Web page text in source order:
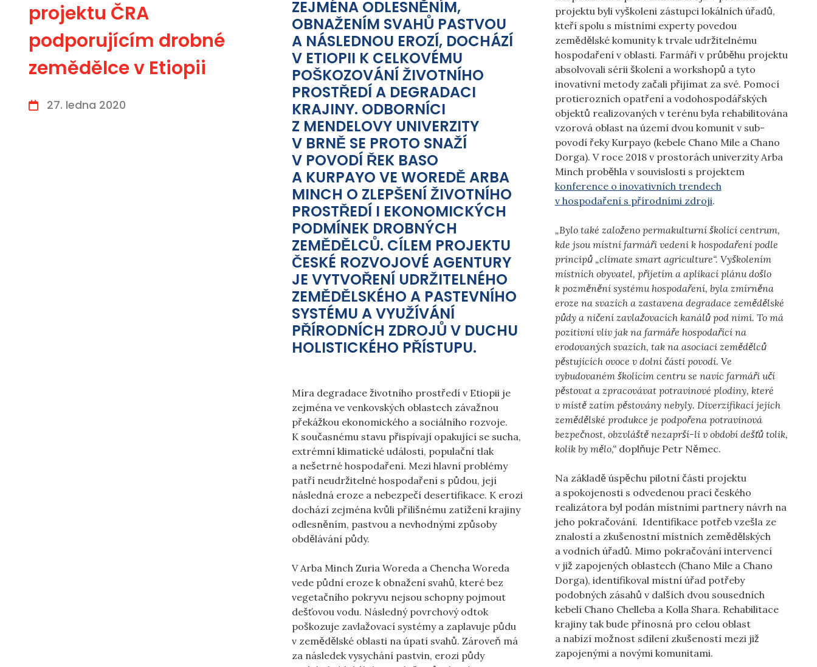
projektu ČRA
podporujícím drobné
zemědělce v Etiopii
27. ledna 2020
ZEJMÉNA ODLESNĚNÍM,
OBNAŽENÍM SVAHŮ PASTVOU
A NÁSLEDNOU EROZÍ, DOCHÁZÍ
V ETIOPII K CELKOVÉMU
POŠKOZOVÁNÍ ŽIVOTNÍHO
PROSTŘEDÍ A DEGRADACI
KRAJINY. ODBORNÍCI
Z MENDELOVY UNIVERZITY
V BRNĚ SE PROTO SNAŽÍ
V POVODÍ ŘEK BASO
A KURPAYO VE WOREDĚ ARBA
MINCH O ZLEPŠENÍ ŽIVOTNÍHO
PROSTŘEDÍ I EKONOMICKÝCH
PODMÍNEK DROBNÝCH
ZEMĚDĚLCŮ. CÍLEM PROJEKTU
ČESKÉ ROZVOJOVÉ AGENTURY
JE VYTVOŘENÍ UDRŽITELNÉHO
ZEMĚDĚLSKÉHO A PASTEVNÍHO
SYSTÉMU A VYUŽÍVÁNÍ
PŘÍRODNÍCH ZDROJŮ V DUCHU
HOLISTICKÉHO PŘÍSTUPU.
Míra degradace životního prostředí v Etiopii je
zejména ve venkovských oblastech závažnou
překážkou ekonomického a sociálního rozvoje.
K současnému stavu přispívají opakující se sucha,
extrémní klimatické události, populační tlak
a nešetrné hospodaření. Mezi hlavní problémy
patří neudržitelné hospodaření s půdou, její
následná eroze a nebezpečí desertifikace. K erozi
dochází zejména kvůli přílišnému zatížení krajiny
odlesněním, pastvou a nevhodnými způsoby
obdělávání půdy.
V Arba Minch Zuria Woreda a Chencha Woreda
vede půdní eroze k obnažení svahů, které bez
vegetačního pokryvu nejsou schopny pojmout
dešťovou vodu. Následný povrchový odtok
poškozuje zavlažovací systémy a zaplavuje půdu
v zemědělské oblasti na úpatí svahů. Zároveň má
za následek vysychání pastvin, erozi půdy
projektu byli vyškoleni zástupci lokálních úřadů,
kteří spolu s místními experty povedou
zemědělské komunity k trvale udržitelnému
hospodaření v oblasti. Farmáři v průběhu projektu
absolvovali sérii školení a workshopů a tyto
inovativní metody začali přijímat za své. Pomocí
protierozních opatření a vodohospodářských
objektů realizovaných v terénu byla rehabilitována
vzorová oblast na území dvou komunit v sub-
povodí řeky Kurpayo (kebele Chano Mile a Chano
Dorga). V roce 2018 v prostorách univerzity Arba
Minch proběhla v souvislosti s projektem
konference o inovativních trendech
v hospodaření s přírodními zdroji.
„Bylo také založeno permakulturní školící centrum,
kde jsou místní farmáři vedeni k hospodaření podle
principů „climate smart agriculture“. Vyškolením
místních obyvatel, přijetím a aplikací plánu došlo
k pozměnění systému hospodaření, byla zmírněna
eroze na svazích a zastavena degradace zemědělské
půdy a ničení zavlažovacích kanálů pod nimi. To má
pozitivní vliv jak na farmáře hospodařící na
erodovaných svazích, tak na asociaci zemědělců
pěstujících ovoce v dolní části povodí. Ve
vybudovaném školícím centru se navíc farmáři učí
pěstovat a zpracovávat potravinové plodiny, které
v místě zatím pěstovány nebyly. Diverzifikací jejich
zemědělské produkce je podpořena potravinová
bezpečnost, obzvláště nezaprší-li v období dešťů tolik,
kolik by mělo,“doplňuje Petr Němec.
Na základě úspěchu pilotní části projektu
a spokojenosti s odvedenou prací českého
realizátora byl podán místními partnery návrh na
jeho pokračování. Identifikace potřeb vzešla ze
znalostí a zkušenostní místních zemědělských
a vodních úřadů. Mimo pokračování intervencí
v již zapojených oblastech (Chano Mile a Chano
Dorga), identifikoval místní úřad potřeby
podobných zásahů v dalších dvou sousedních
kebelí Chano Chelleba a Kolla Shara. Rehabilitace
krajiny tak bude přínosná pro celou oblast
a nabízí možnost sdílení zkušeností mezi již
zapojenými a novými komunitami.